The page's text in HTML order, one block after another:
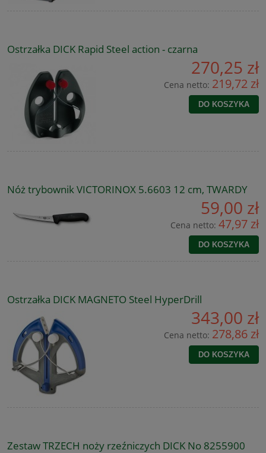
Ostrzałka DICK Rapid Steel action - czarna
270,25 zł
Cena netto: 219,72 zł
DO KOSZYKA
Nóż trybownik VICTORINOX 5.6603 12 cm, TWARDY
59,00 zł
Cena netto: 47,97 zł
DO KOSZYKA
Ostrzałka DICK MAGNETO Steel HyperDrill
343,00 zł
Cena netto: 278,86 zł
DO KOSZYKA
Zestaw TRZECH noży rzeźniczych DICK No 8255900